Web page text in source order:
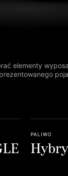
paliwo
elementy